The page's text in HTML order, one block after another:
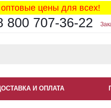
цены для всех!
800 707-36-22
И ОПЛАТА